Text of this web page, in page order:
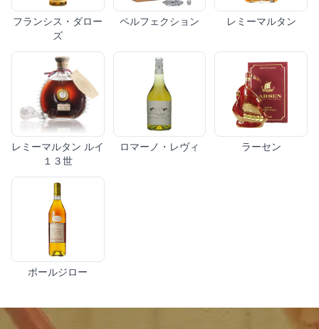
フランシス・ダロー
ズ
ペルフェクション レミーマルタン
レミーマルタン ルイ
１３世
ロマーノ・レヴィ ラーセン
ポールジロー